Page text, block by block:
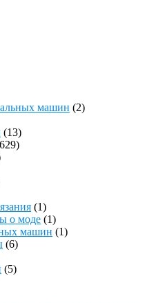
машин (2)
(13)
(1)
о моде (1)
машин (1)
(6)
(5)